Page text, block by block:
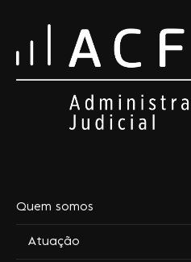
Quem somos
Atuação